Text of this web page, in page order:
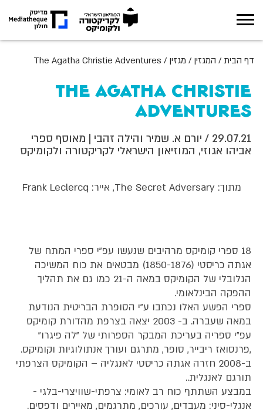
אודות
תערוכות
מה קורה במוזיאון
חינוך
דף הבית / המגזין / מגזין /
The Agatha Christie Adventures
The Agatha Christie
Adventures
29.07.21 / יורם א. שמיר והילה זהבי | מאוסף ספרי
אביהו אגוזי, המוזיאון הישראלי לקריקטורה ולקומיקס
מתוך: The Secret Adversary, אייר: Frank Leclercq
18 ספרי קומיקס מרהיבים שנעשו עפ"י ספרי המתח של
אגתה כריסטי (1850-1876) מבטאים את כוח המשיכה
הגלובלי של הקומיקס במאה ה-21 כמו גם את תהליך
ההפקה הבינלאומי.
ספרי הפשע האלו נכתבו ע"י הסופרת הבריטית הנודעת
במאה שעברה. ב- 2003 יצאה בצרפת מהדורת קומיקס
עפ"י ספריה בעריכת המבקר הספרותי של "לה פיגרו"
,פרנסואז ריבייר, סופר, מתרגם ועורך אנתולוגיות וקומיקס.
ב-2008 חזרה אגתה כריסטי לאנגליה – הקומיקס הצרפתי
תורגם לאנגלית..
במבצע השתתף כוח רב לאומי: צרפתי-שוויצרי-בלגי -
אנגלי-סיני: מעבדים, עורכים, מתרגמים, מאיירים ודפסים.